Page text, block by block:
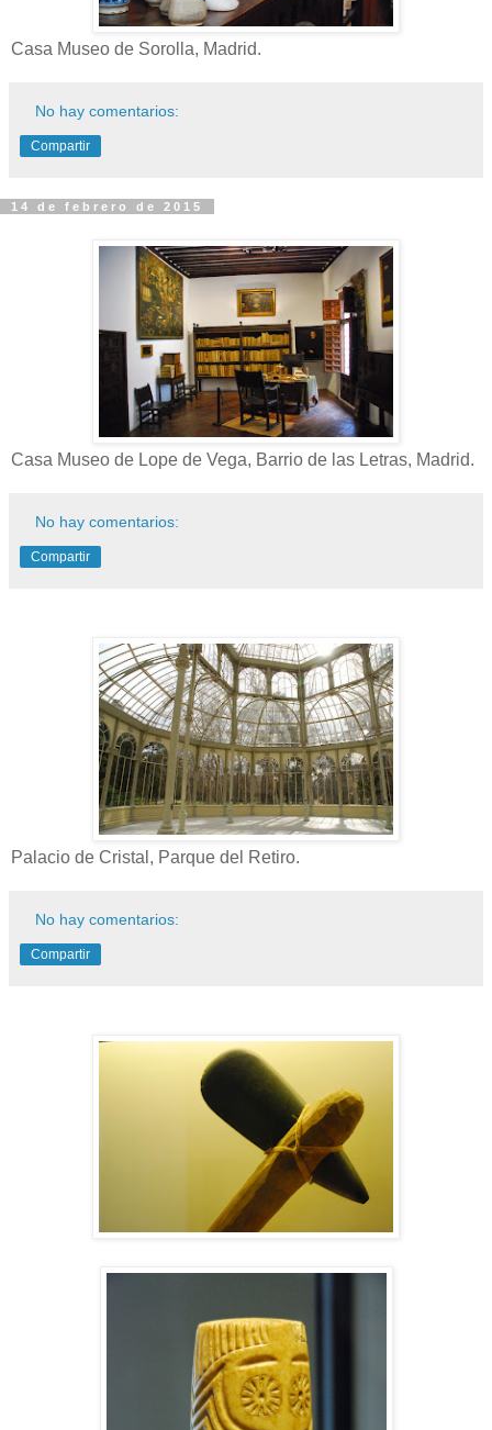
Casa Museo de Sorolla, Madrid.
No hay comentarios:
Compartir
14 de febrero de 2015
Casa Museo de Lope de Vega, Barrio de las Letras, Madrid.
No hay comentarios:
Compartir
Palacio de Cristal, Parque del Retiro.
No hay comentarios:
Compartir